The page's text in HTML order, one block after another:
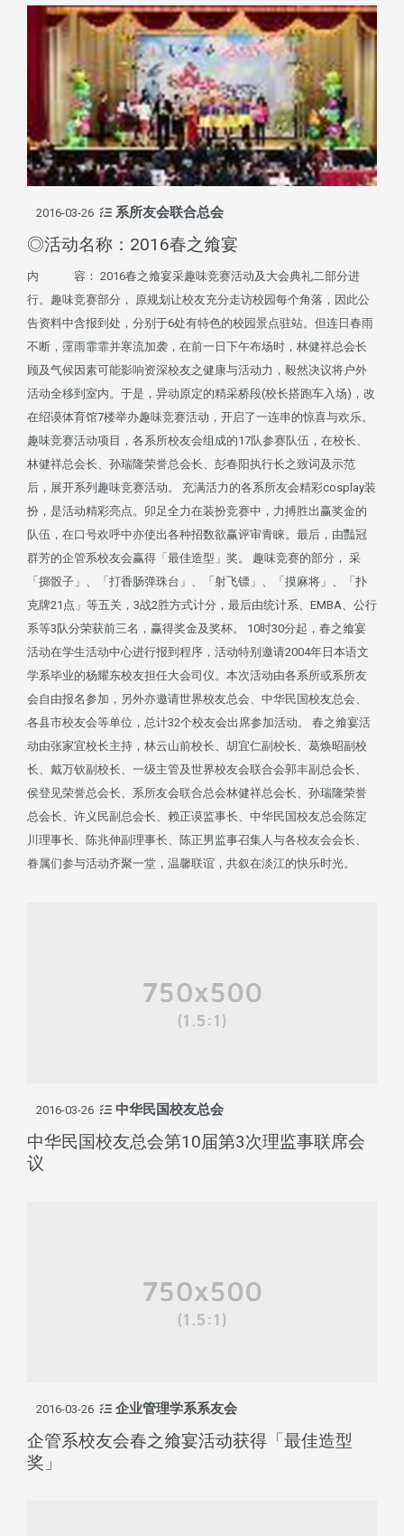
2016-03-26 系所友会联合总会
◎活动名称：2016春之飨宴
内 容： 2016春之飨宴采趣味竞赛活动及大会典礼二部分进
行。趣味竞赛部分， 原规划让校友充分走访校园每个角落，因此公
告资料中含报到处，分别于6处有特色的校园景点驻站。但连日春雨
不断，霪雨霏霏并寒流加袭，在前一日下午布场时，林健祥总会长
顾及气候因素可能影响资深校友之健康与活动力，毅然决议将户外
活动全移到室内。于是，异动原定的精采桥段(校长搭跑车入场)，改
在绍谟体育馆7楼举办趣味竞赛活动，开启了一连串的惊喜与欢乐。
趣味竞赛活动项目，各系所校友会组成的17队参赛队伍，在校长、
林健祥总会长、孙瑞隆荣誉总会长、彭春阳执行长之致词及示范
后，展开系列趣味竞赛活动。 充满活力的各系所友会精彩cosplay装
扮，是活动精彩亮点。卯足全力在装扮竞赛中，力搏胜出赢奖金的
队伍，在口号欢呼中亦使出各种招数欲赢评审青睐。最后，由豔冠
群芳的企管系校友会赢得「最佳造型」奖。 趣味竞赛的部分， 采
「掷骰子」、「打香肠弹珠台」、「射飞镖」、「摸麻将」、「扑
克牌21点」等五关，3战2胜方式计分，最后由统计系、EMBA、公行
系等3队分荣获前三名，赢得奖金及奖杯。 10时30分起，春之飨宴
活动在学生活动中心进行报到程序，活动特别邀请2004年日本语文
学系毕业的杨耀东校友担任大会司仪。本次活动由各系所或系所友
会自由报名参加，另外亦邀请世界校友总会、中华民国校友总会、
各县市校友会等单位，总计32个校友会出席参加活动。 春之飨宴活
动由张家宜校长主持，林云山前校长、胡宜仁副校长、葛焕昭副校
长、戴万钦副校长、一级主管及世界校友会联合会郭丰副总会长、
侯登见荣誉总会长、系所友会联合总会林健祥总会长、孙瑞隆荣誉
总会长、许义民副总会长、赖正谟监事长、中华民国校友总会陈定
川理事长、陈兆伸副理事长、陈正男监事召集人与各校友会会长、
眷属们参与活动齐聚一堂，温馨联谊，共叙在淡江的快乐时光。
2016-03-26 中华民国校友总会
中华民国校友总会第10届第3次理监事联席会
议
2016-03-26 企业管理学系系友会
企管系校友会春之飨宴活动获得「最佳造型
奖」